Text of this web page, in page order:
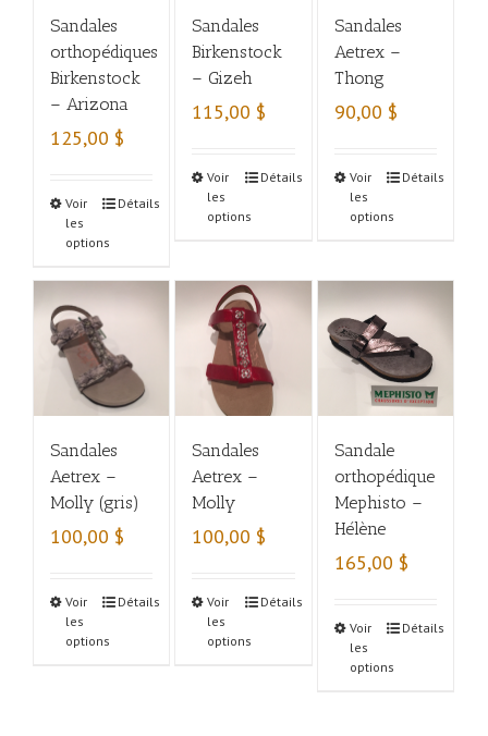
Sandales
orthopédiques
Birkenstock
– Arizona
125,00 $
Voir
les
options
Détails
Sandales
Birkenstock
– Gizeh
115,00 $
Voir
les
options
Détails
Sandales
Aetrex –
Thong
90,00 $
Voir
les
options
Détails
Sandales
Aetrex –
Molly (gris)
100,00 $
Voir
les
options
Détails
Sandales
Aetrex –
Molly
100,00 $
Voir
les
options
Détails
Sandale
orthopédique
Mephisto –
Hélène
165,00 $
Voir
les
options
Détails